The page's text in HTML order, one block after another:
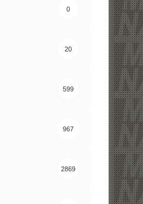
0
20
599
967
2869